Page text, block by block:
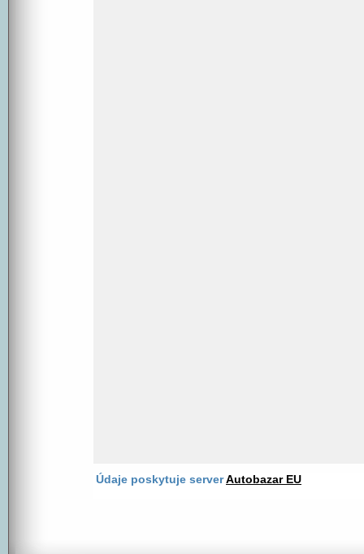
Údaje poskytuje serverAutobazar EU